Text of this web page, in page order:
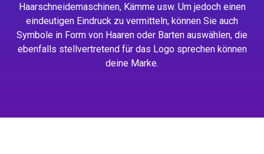
Haarschneidemaschinen, Kämme usw. Um jedoch einen
eindeutigen Eindruck zu vermitteln, können Sie auch
Symbole in Form von Haaren oder Barten auswählen, die
ebenfalls stellvertretend für das Logo sprechen können
deine Marke.